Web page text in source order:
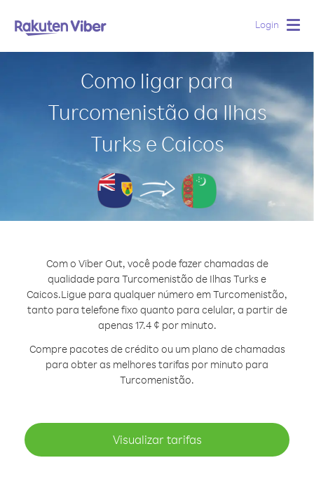
Login
Como ligar para
Turcomenistão da Ilhas
Turks e Caicos
Com o Viber Out, você pode fazer chamadas de
qualidade para Turcomenistão de Ilhas Turks e
Caicos.Ligue para qualquer número em Turcomenistão,
tanto para telefone fixo quanto para celular, a partir de
apenas 17.4 ¢ por minuto.
Compre pacotes de crédito ou um plano de chamadas
para obter as melhores tarifas por minuto para
Turcomenistão.
Visualizar tarifas